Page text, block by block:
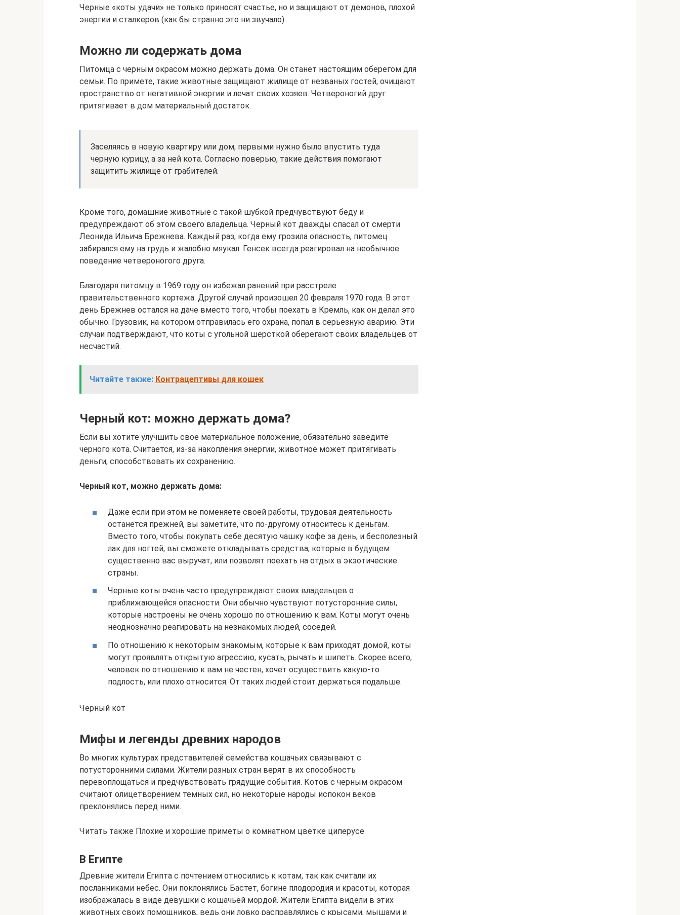
Черные «коты удачи» не только приносят счастье, но и защищают от демонов, плохой
энергии и сталкеров (как бы странно это ни звучало).
Можно ли содержать дома
Питомца с черным окрасом можно держать дома. Он станет настоящим оберегом для
семьи. По примете, такие животные защищают жилище от незваных гостей, очищают
пространство от негативной энергии и лечат своих хозяев. Четвероногий друг
притягивает в дом материальный достаток.
Заселяясь в новую квартиру или дом, первыми нужно было впустить туда
черную курицу, а за ней кота. Согласно поверью, такие действия помогают
защитить жилище от грабителей.
Кроме того, домашние животные с такой шубкой предчувствуют беду и
предупреждают об этом своего владельца. Черный кот дважды спасал от смерти
Леонида Ильича Брежнева. Каждый раз, когда ему грозила опасность, питомец
забирался ему на грудь и жалобно мяукал. Генсек всегда реагировал на необычное
поведение четвероногого друга.
Благодаря питомцу в 1969 году он избежал ранений при расстреле
правительственного кортежа. Другой случай произошел 20 февраля 1970 года. В этот
день Брежнев остался на даче вместо того, чтобы поехать в Кремль, как он делал это
обычно. Грузовик, на котором отправилась его охрана, попал в серьезную аварию. Эти
случаи подтверждают, что коты с угольной шерсткой оберегают своих владельцев от
несчастий.
Читайте также: Контрацептивы для кошек
Черный кот: можно держать дома?
Если вы хотите улучшить свое материальное положение, обязательно заведите
черного кота. Считается, из-за накопления энергии, животное может притягивать
деньги, способствовать их сохранению.
Черный кот, можно держать дома:
Даже если при этом не поменяете своей работы, трудовая деятельность
останется прежней, вы заметите, что по-другому относитесь к деньгам.
Вместо того, чтобы покупать себе десятую чашку кофе за день, и бесполезный
лак для ногтей, вы сможете откладывать средства, которые в будущем
существенно вас выручат, или позволят поехать на отдых в экзотические
страны.
Черные коты очень часто предупреждают своих владельцев о
приближающейся опасности. Они обычно чувствуют потусторонние силы,
которые настроены не очень хорошо по отношению к вам. Коты могут очень
неоднозначно реагировать на незнакомых людей, соседей.
По отношению к некоторым знакомым, которые к вам приходят домой, коты
могут проявлять открытую агрессию, кусать, рычать и шипеть. Скорее всего,
человек по отношению к вам не честен, хочет осуществить какую-то
подлость, или плохо относится. От таких людей стоит держаться подальше.
Черный кот
Мифы и легенды древних народов
Во многих культурах представителей семейства кошачьих связывают с
потусторонними силами. Жители разных стран верят в их способность
перевоплощаться и предчувствовать грядущие события. Котов с черным окрасом
считают олицетворением темных сил, но некоторые народы испокон веков
преклонялись перед ними.
Читать также Плохие и хорошие приметы о комнатном цветке циперусе
В Египте
Древние жители Египта с почтением относились к котам, так как считали их
посланниками небес. Они поклонялись Бастет, богине плодородия и красоты, которая
изображалась в виде девушки с кошачьей мордой. Жители Египта видели в этих
животных своих помощников, ведь они ловко расправлялись с крысами, мышами и